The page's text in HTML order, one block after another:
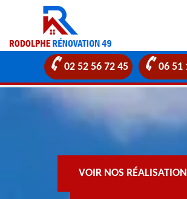
02 52 56 72 45 06 51
VOIR NOS